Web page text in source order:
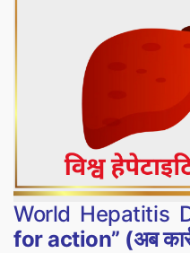
World Hepatitis
for action” (अब